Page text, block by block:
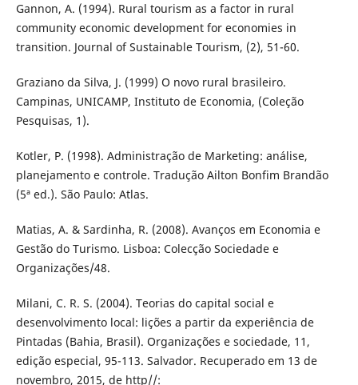
Gannon, A. (1994). Rural tourism as a factor in rural
community economic development for economies in
transition. Journal of Sustainable Tourism, (2), 51-60.
Graziano da Silva, J. (1999) O novo rural brasileiro.
Campinas, UNICAMP, Instituto de Economia, (Coleção
Pesquisas, 1).
Kotler, P. (1998). Administração de Marketing: análise,
planejamento e controle. Tradução Ailton Bonfim Brandão
(5ª ed.). São Paulo: Atlas.
Matias, A. & Sardinha, R. (2008). Avanços em Economia e
Gestão do Turismo. Lisboa: Colecção Sociedade e
Organizações/48.
Milani, C. R. S. (2004). Teorias do capital social e
desenvolvimento local: lições a partir da experiência de
Pintadas (Bahia, Brasil). Organizações e sociedade, 11,
edição especial, 95-113. Salvador. Recuperado em 13 de
novembro, 2015, de http//: